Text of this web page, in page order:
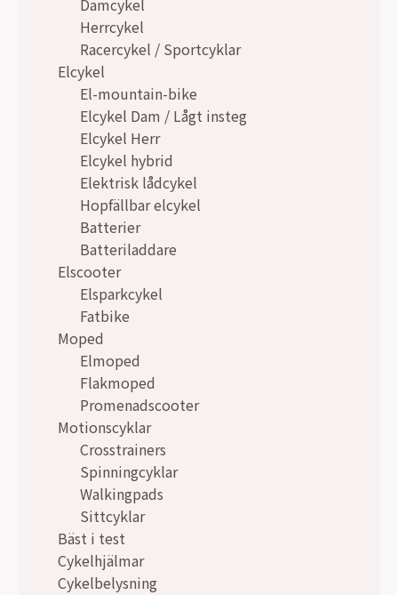
Damcykel
Herrcykel
Racercykel / Sportcyklar
Elcykel
El-mountain-bike
Elcykel Dam / Lågt insteg
Elcykel Herr
Elcykel hybrid
Elektrisk lådcykel
Hopfällbar elcykel
Batterier
Batteriladdare
Elscooter
Elsparkcykel
Fatbike
Moped
Elmoped
Flakmoped
Promenadscooter
Motionscyklar
Crosstrainers
Spinningcyklar
Walkingpads
Sittcyklar
Bäst i test
Cykelhjälmar
Cykelbelysning